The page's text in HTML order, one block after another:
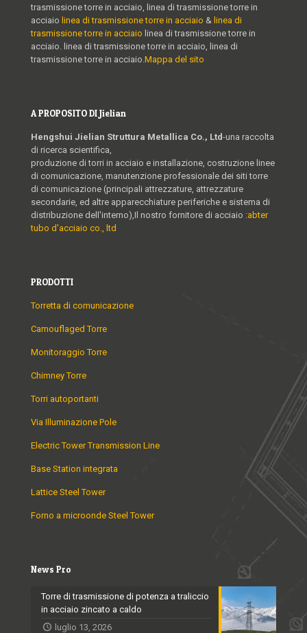
trasmissione torre in acciaio, linea di trasmissione torre in
acciaio linea di trasmissione torre in acciaio & linea di
trasmissione torre in acciaio linea di trasmissione torre in
acciaio. linea di trasmissione torre in acciaio, linea di
trasmissione torre in acciaio. Mappa del sito
A PROPOSITO DI Jielian
Hengshui Jielian Struttura Metallica Co., Ltd-una raccolta
di ricerca scientifica,
produzione di torri in acciaio e installazione, costruzione linee
di comunicazione, manutenzione professionale dei siti torre
di comunicazione (principali attrezzature, attrezzature
secondarie, ed altre apparecchiature periferiche e sistema di
distribuzione dell'interno),Il nostro fornitore di acciaio :abter
tubo d'acciaio co., ltd
PRODOTTI
Torretta di comunicazione
Camouflaged Torre
Monitoraggio Torre
Chimney Torre
Torri autoportanti
Via Illuminazione Pole
Electric Tower Transmission Line
Base Station integrata
Lattice Steel Tower
Forno a microonde Steel Tower
News Pro
Torre di trasmissione di potenza a traliccio
in acciaio zincato a caldo
luglio 13, 2026